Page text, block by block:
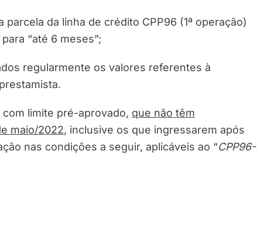
da linha de crédito CPP96 (1ª operação)
“até 6 meses”;
regularmente os valores referentes à
limite pré-aprovado, que não têm
maio/2022, inclusive os que ingressarem após
nas condições a seguir, aplicáveis ao “CPP96-